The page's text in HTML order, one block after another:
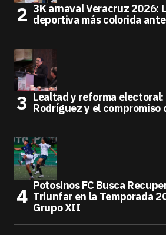
3K arnaval Veracruz 2026:
deportiva más colorida
Lealtad y reforma electoral:
Rodríguez y el compromiso
Potosinos FC Busca
Triunfar en la Temporada
Grupo XII